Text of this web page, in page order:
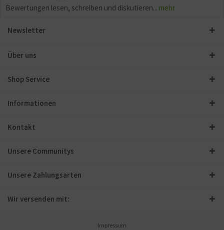
Bewertungen lesen, schreiben und diskutieren... mehr
Newsletter
Über uns
Shop Service
Informationen
Kontakt
Unsere Communitys
Unsere Zahlungsarten
Wir versenden mit:
Impressum